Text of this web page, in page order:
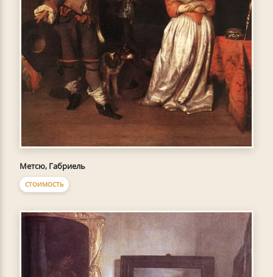
Метсю, Габриель
СТОИМОСТЬ